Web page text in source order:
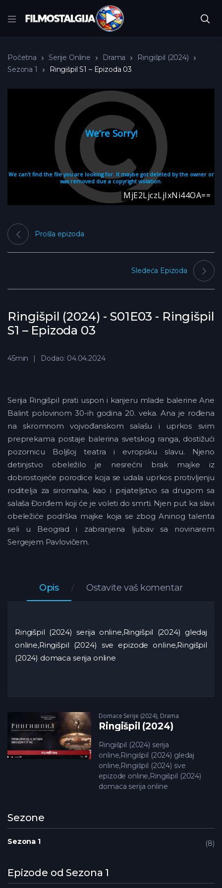
Početna Serije Online Drama
Ringišpil (2024)
Sezona 1
Ringišpil S1 – Epizoda 03
Ringišpil (2024) - S01E03 - Ringišpil
S1 – Epizoda 03
Prošla epizoda
Sledeća Epizoda
45min Dodao: 04.04.2024
Serija Ringišpil prati uspon i karijeru mlade balerine Ane
Balint polovinom 30-ih godina 20. veka. Ana je rođena
na skromnom vojvođanskom salašu i uprkos svim
preprekama postaje balerina svetskog ranga, dostižući
pozornicu Boljšoj teatra i evropsku slavu. Njeno
detinjstvo obeležilo je nesrećni brak majke iz
dobrostojeće porodice koja se udala uprkos protivljenju
roditelja za siromaha, kao i prijateljstvo sa drugom sa
salaša Đorđem koji će je voleti do smrti. Njen put ka slavi
obeležiće podrška majke koja se zbog Aninog talenta
seli u Beograd i zabranjena ljubav sa novinarem
Sergejem Pavlovičem.
Opis Ostavite vaš komentar
Ringišpil (2024) serija online,Ringišpil (2024) gledaj
online,Ringišpil (2024) sve epizode online,Ringišpil
(2024) domaca serija online
Domace Serije (2024), Drama
Ringišpil (2024)
Ringišpil (2024) serija
online,Ringišpil (2024) gledaj
online,Ringišpil (2024) sve
epizode online,Ringišpil (2024)
domaca serija online
Sezone
Sezona 1 8
Epizode od Sezona 1